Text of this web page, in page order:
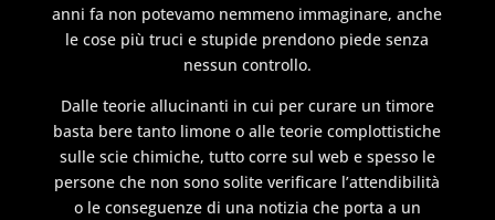
anni fa non potevamo nemmeno immaginare, anche
le cose più truci e stupide prendono piede senza
nessun controllo.
Dalle teorie allucinanti in cui per curare un timore
basta bere tanto limone o alle teorie complottistiche
sulle scie chimiche, tutto corre sul web e spesso le
persone che non sono solite verificare l’attendibilità
o le conseguenze di una notizia che porta a un